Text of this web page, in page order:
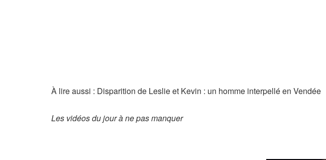
À lire aussi : Disparition de Leslie et Kevin : un homme interpellé en Vendée
Les vidéos du jour à ne pas manquer